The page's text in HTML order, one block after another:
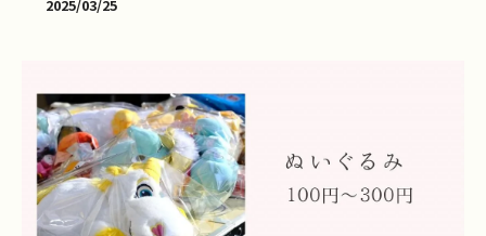
2025/03/25